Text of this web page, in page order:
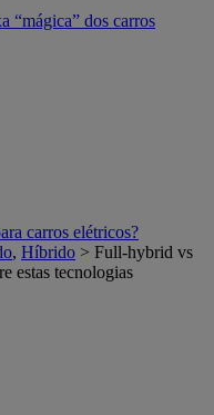
“mágica” dos carros
carros elétricos?
, Híbrido > Full-hybrid vs
estas tecnologias